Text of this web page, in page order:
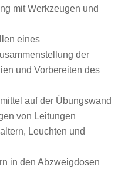
mit Werkzeugen und
eines
der
und Vorbereiten des
auf der Übungswand
von Leitungen
Leuchten und
in den Abzweigdosen